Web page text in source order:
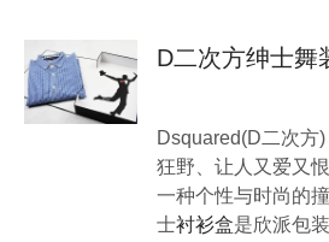
D二次方绅士舞
Dsquared(D二次方)
狂野、让人又爱又
一种个性与时尚的
士衬衫盒是欣派包